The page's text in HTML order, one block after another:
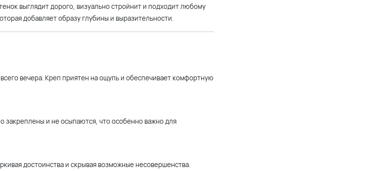
выглядит дорого, визуально стройнит и подходит любому
добавляет образу глубины и выразительности.
вечера. Креп приятен на ощупь и обеспечивает комфортную
и не осыпаются, что особенно важно для
достоинства и скрывая возможные несовершенства.